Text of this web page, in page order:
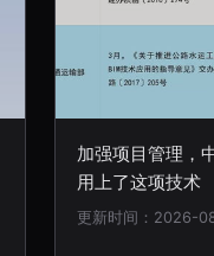
加强项目管理，
用上了这项技术
更新时间：2026-